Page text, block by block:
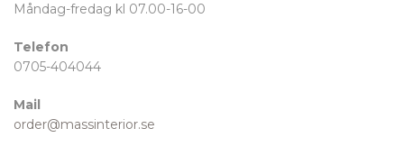
Måndag-fredag kl 07.00-16-00
Telefon
0705-404044
Mail
order@massinterior.se